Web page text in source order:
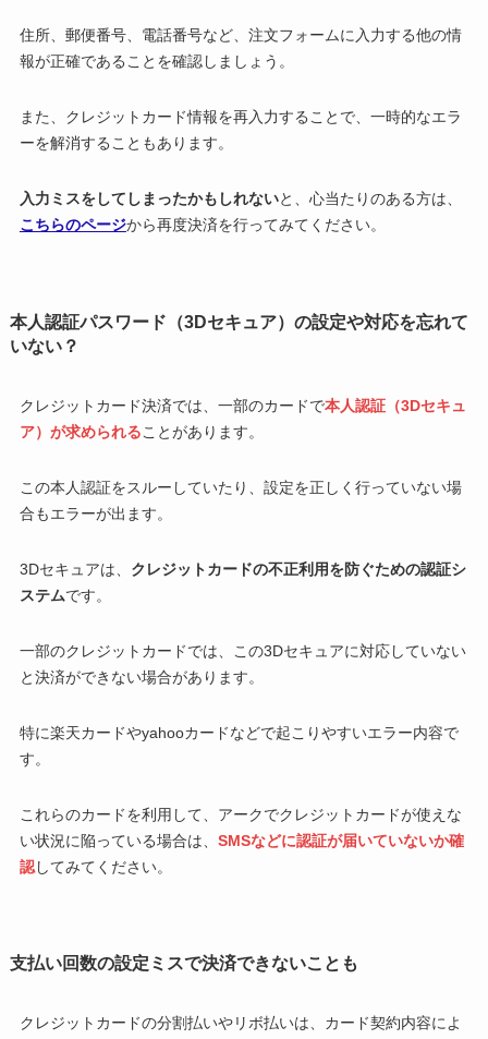
住所、郵便番号、電話番号など、注文フォームに入力する他の情
報が正確であることを確認しましょう。
また、クレジットカード情報を再入力することで、一時的なエラ
ーを解消することもあります。
入力ミスをしてしまったかもしれないと、心当たりのある方は、
こちらのページから再度決済を行ってみてください。
本人認証パスワード（3Dセキュア）の設定や対応を忘れて
いない？
クレジットカード決済では、一部のカードで本人認証（3Dセキュ
ア）が求められる ことがあります。
この本人認証をスルーしていたり、設定を正しく行っていない場
合もエラーが出ます。
3Dセキュアは、 クレジットカードの不正利用を防ぐための認証シ
ステムです。
一部のクレジットカードでは、この3Dセキュアに対応していない
と決済ができない場合があります。
特に楽天カードやyahooカードなどで起こりやすいエラー内容で
す。
これらのカードを利用して、アークでクレジットカードが使えな
い状況に陥っている場合は、 SMSなどに認証が届いていないか確
認してみてください。
支払い回数の設定ミスで決済できないことも
クレジットカードの分割払いやリボ払いは、カード契約内容によ